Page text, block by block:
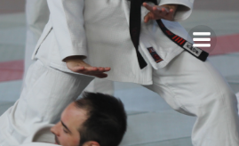
Zum
Inhalt
springen